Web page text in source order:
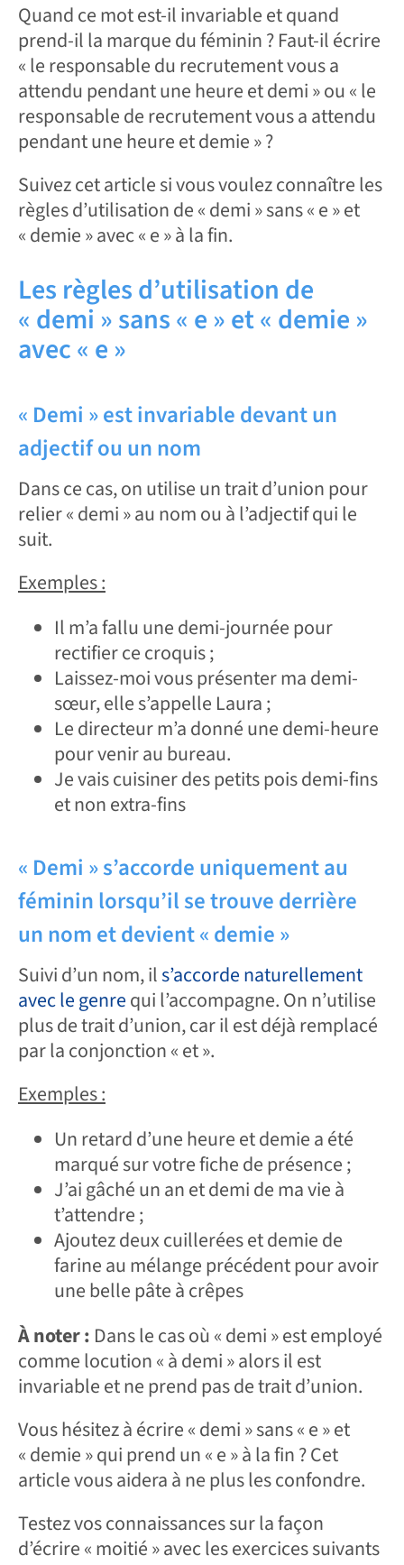
Quand ce mot est-il invariable et quand
prend-il la marque du féminin ? Faut-il écrire
« le responsable du recrutement vous a
attendu pendant une heure et demi » ou « le
responsable de recrutement vous a attendu
pendant une heure et demie » ?
Suivez cet article si vous voulez connaître les
règles d’utilisation de « demi » sans « e » et
« demie » avec « e » à la fin.
Les règles d’utilisation de
« demi » sans « e » et « demie »
avec « e »
« Demi » est invariable devant un
adjectif ou un nom
Dans ce cas, on utilise un trait d’union pour
relier « demi » au nom ou à l’adjectif qui le
suit.
Exemples :
Il m’a fallu une demi-journée pour
rectifier ce croquis ;
Laissez-moi vous présenter ma demi-
sœur, elle s’appelle Laura ;
Le directeur m’a donné une demi-heure
pour venir au bureau.
Je vais cuisiner des petits pois demi-fins
et non extra-fins
« Demi » s’accorde uniquement au
féminin lorsqu’il se trouve derrière
un nom et devient « demie »
Suivi d’un nom, ils’accorde naturellement
avec le genrequi l’accompagne. On n’utilise
plus de trait d’union, car il est déjà remplacé
par la conjonction « et ».
Exemples :
Un retard d’une heure et demie a été
marqué sur votre fiche de présence ;
J’ai gâché un an et demi de ma vie à
t’attendre ;
Ajoutez deux cuillerées et demie de
farine au mélange précédent pour avoir
une belle pâte à crêpes
À noter : Dans le cas où « demi » est employé
comme locution « à demi » alors il est
invariable et ne prend pas de trait d’union.
Vous hésitez à écrire « demi » sans « e » et
« demie » qui prend un « e » à la fin ? Cet
article vous aidera à ne plus les confondre.
Testez vos connaissances sur la façon
d’écrire « moitié » avec les exercices suivants